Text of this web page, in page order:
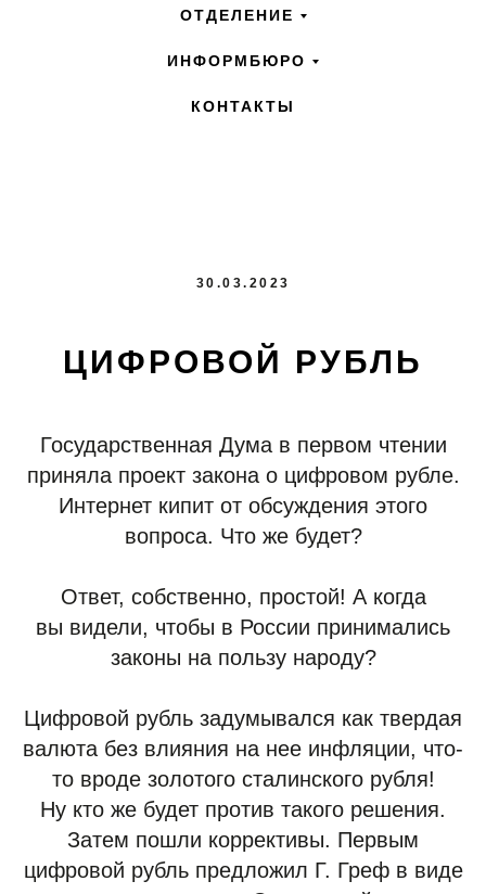
ОТДЕЛЕНИЕ
ИНФОРМБЮРО
КОНТАКТЫ
30.03.2023
ЦИФРОВОЙ РУБЛЬ
Государственная Дума в первом чтении
приняла проект закона о цифровом рубле.
Интернет кипит от обсуждения этого
вопроса. Что же будет?
Ответ, собственно, простой! А когда
вы видели, чтобы в России принимались
законы на пользу народу?
Цифровой рубль задумывался как твердая
валюта без влияния на нее инфляции, что-
то вроде золотого сталинского рубля!
Ну кто же будет против такого решения.
Затем пошли коррективы. Первым
цифровой рубль предложил Г. Греф в виде